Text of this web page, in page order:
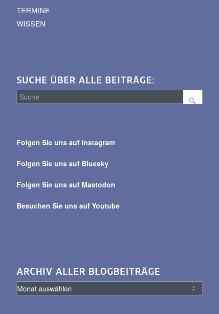
TERMINE
WISSEN
SUCHE ÜBER ALLE BEITRÄGE:
alle
Folgen Sie uns auf Instagram
Folgen Sie uns auf Bluesky
Folgen Sie uns auf Mastodon
Besuchen Sie uns auf Youtube
ARCHIV ALLER BLOGBEITRÄGE